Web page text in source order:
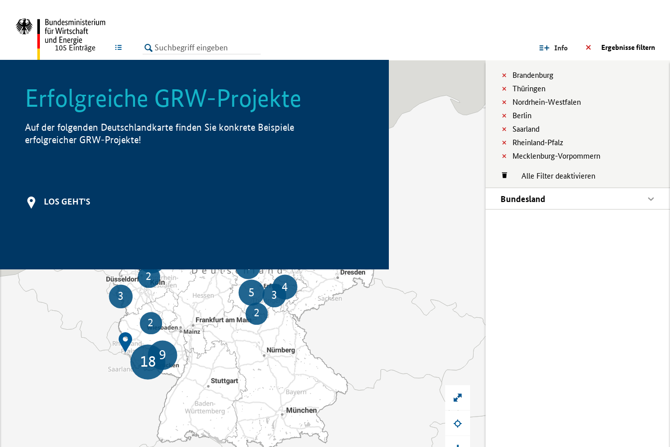
LISTE Ergebnisse filtern
Info
Brandenburg
Thüringen
Nordrhein-Westfalen
Berlin
Saarland
Rheinland-Pfalz
Mecklenburg-Vorpommern
Alle Filter deaktivieren
Bundesland
105 Einträge
Erfolgreiche GRW-Projekte
Auf der folgenden Deutschlandkarte finden Sie konkrete Beispiele
erfolgreicher GRW-Projekte!
LOS GEHT'S